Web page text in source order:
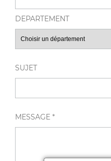
DEPARTEMENT
SUJET
MESSAGE *